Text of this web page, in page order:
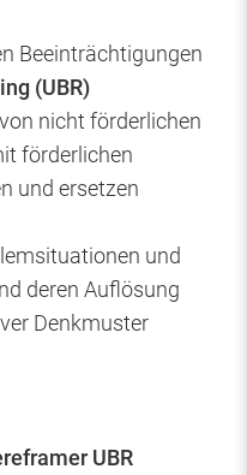
Beeinträchtigungen
(UBR)
nicht förderlichen
förderlichen
und ersetzen
und
deren Auflösung
Denkmuster
UBR